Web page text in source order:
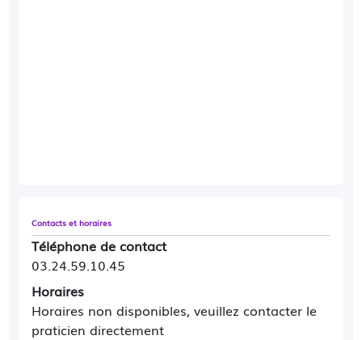
Contacts et horaires
Téléphone de contact
03.24.59.10.45
Horaires
Horaires non disponibles, veuillez contacter le
praticien directement